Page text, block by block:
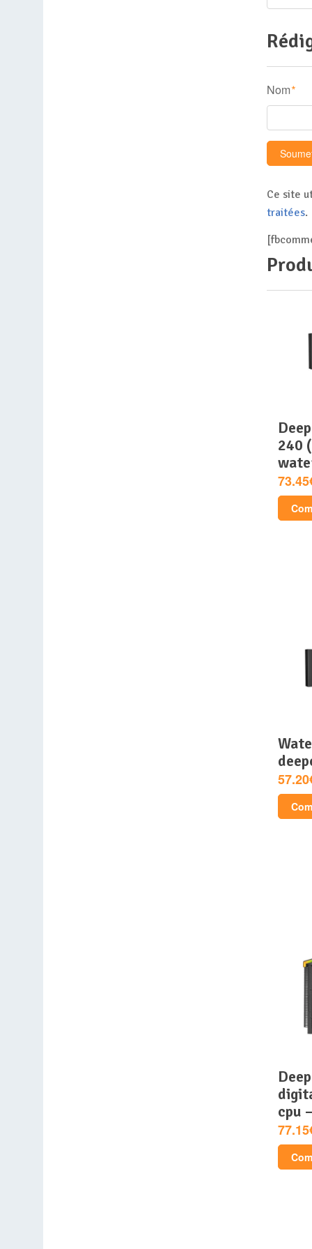
Nom *
Ce site
traitées.
deepcool – mystique
240
watercooling aio –
deepcool – ak620
cpu